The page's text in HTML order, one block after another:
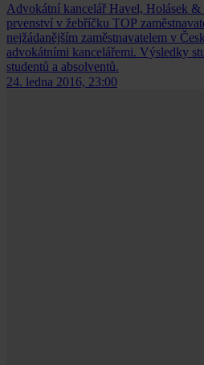
Advokátní kancelář Havel, Holásek &
prvenství v žebříčku TOP
nejžádanějším zaměstnavatelem v
advokátními kancelářemi. Výsledky
studentů a absolventů.
24. ledna 2016, 23:00